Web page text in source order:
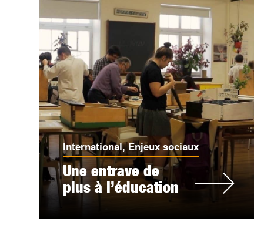
International,Enjeux sociaux
Une entrave de
plus à l’éducation